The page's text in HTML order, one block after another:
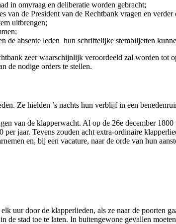
in omvraag en deliberatie worden gebracht;
van de President van de Rechtbank vragen en
uitbrengen;
de absente leden hun schriftelijke stembiljetten
zeer waarschijnlijk veroordeeld zal worden tot
de nodige orders te stellen.
Ze hielden ’s nachts hun verblijf in een
van de klapperwacht. Al op de 26e december
jaar. Tevens zouden acht extra-ordinaire
en, bij een vacature, naar de orde van hun
uur door de klapperlieden, als ze naar de poorten
stad toe te laten. In buitengewone gevallen